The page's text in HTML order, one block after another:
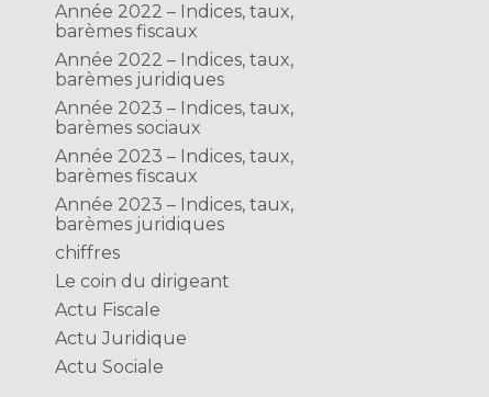
Année 2022 – Indices, taux,
barèmes fiscaux
Année 2022 – Indices, taux,
barèmes juridiques
Année 2023 – Indices, taux,
barèmes sociaux
Année 2023 – Indices, taux,
barèmes fiscaux
Année 2023 – Indices, taux,
barèmes juridiques
chiffres
Le coin du dirigeant
Actu Fiscale
Actu Juridique
Actu Sociale